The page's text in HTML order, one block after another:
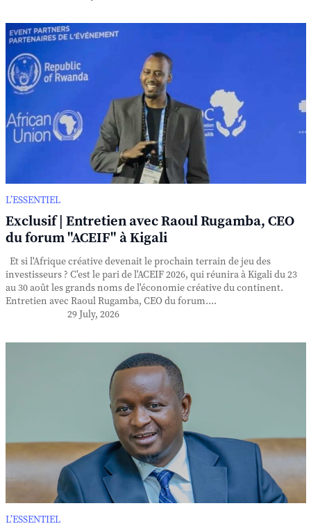
L’ESSENTIEL
Exclusif | Entretien avec Raoul Rugamba, CEO
du forum "ACEIF" à Kigali
Et si l'Afrique créative devenait le prochain terrain de jeu des
investisseurs ? C'est le pari de l'ACEIF 2026, qui réunira à Kigali du 23
au 30 août les grands noms de l'économie créative du continent.
Entretien avec Raoul Rugamba, CEO du forum....
29 July, 2026
L’ESSENTIEL